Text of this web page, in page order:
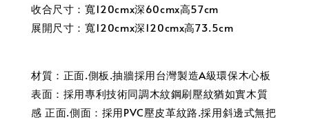
收合尺寸：寬120cmx深60cmx高57cm
展開尺寸：寬120cmx深120cmx高73.5cm
材質：正面.側板.抽牆採用台灣製造A級環保木心板
表面：採用專利技術同調木紋鋼刷壓紋猶如實木質
感 正面.側面：採用PVC壓皮革紋路.採用斜邊式無把